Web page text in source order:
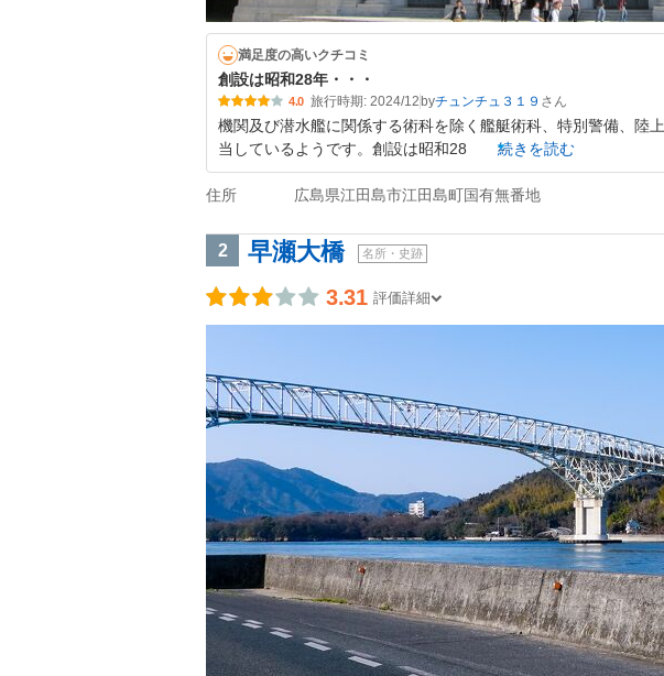
満足度の高いクチコミ
創設は昭和28年・・・
4.0 旅行時期: 2024/12 byチュンチュ３１９
機関及び潜水艦に関係する術科を除く艦艇術科、特別警備、陸
当しているようです。創設は昭和28
続きを読む
住所 広島県江田島市江田島町国有無番地
2 早瀬大橋 名所・史跡
3.31 評価詳細